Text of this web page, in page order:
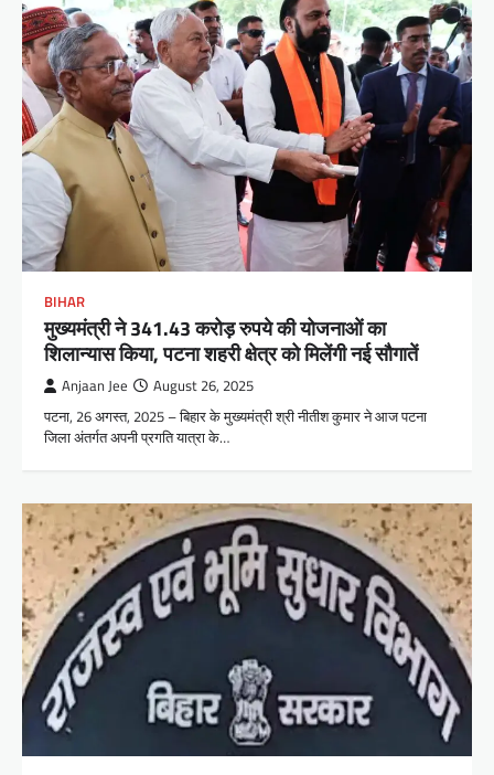
BIHAR
मुख्यमंत्री ने 341.43 करोड़ रुपये की योजनाओं का
शिलान्यास किया, पटना शहरी क्षेत्र को मिलेंगी नई सौगातें
Anjaan Jee August 26, 2025
पटना, 26 अगस्त, 2025 – बिहार के मुख्यमंत्री श्री नीतीश कुमार ने आज पटना
जिला अंतर्गत अपनी प्रगति यात्रा के…